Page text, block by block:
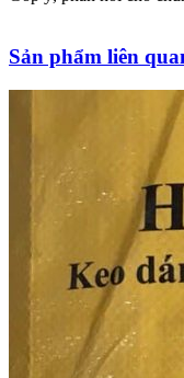
Sản phẩm liên